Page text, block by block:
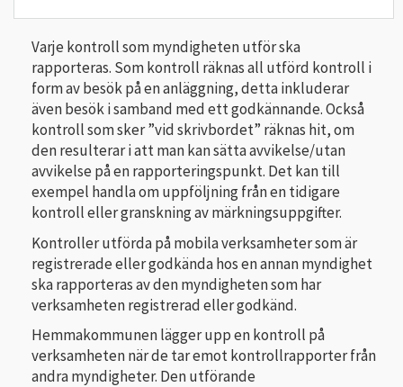
Varje kontroll som myndigheten utför ska
rapporteras. Som kontroll räknas all utförd kontroll i
form av besök på en anläggning, detta inkluderar
även besök i samband med ett godkännande. Också
kontroll som sker ”vid skrivbordet” räknas hit, om
den resulterar i att man kan sätta avvikelse/utan
avvikelse på en rapporteringspunkt. Det kan till
exempel handla om uppföljning från en tidigare
kontroll eller granskning av märkningsuppgifter.
Kontroller utförda på mobila verksamheter som är
registrerade eller godkända hos en annan myndighet
ska rapporteras av den myndigheten som har
verksamheten registrerad eller godkänd.
Hemmakommunen lägger upp en kontroll på
verksamheten när de tar emot kontrollrapporter från
andra myndigheter. Den utförande